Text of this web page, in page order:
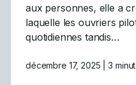
aux personnes, elle a
laquelle les ouvriers
quotidiennes tandis…
décembre 17, 2025 | 3